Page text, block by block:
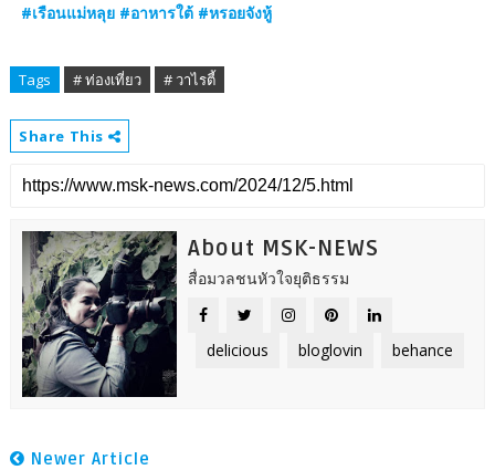
#เรือนแม่หลุย #อาหารใต้ #หรอยจังหู้
Tags # ท่องเที่ยว # วาไรตี้
Share This
About MSK-NEWS
สื่อมวลชนหัวใจยุติธรรม
delicious bloglovin behance
Newer Article